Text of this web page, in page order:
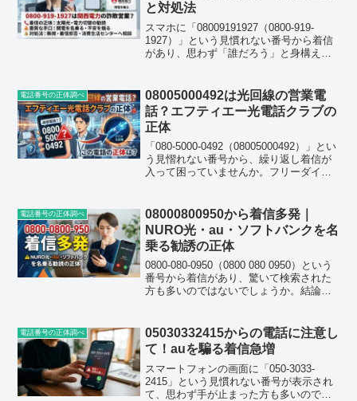
と対処法
スマホに「08009191927（0800-919-
1927）」という見慣れない番号から着信
があり、思わず「誰だろう」と身構えて
号は関西電力を名乗る太陽光発電・電力
プラン...
電話番号の正体調べ
08005000492は光回線の営業電
話？エフティエー光電話クラブの
正体
「080-5000-0492（08005000492）」とい
う見慴れない番号から、繰り返し着信が
入って困っていませんか。フリーダイヤ
り次ぎを求められた、といった声が...
電話番号の正体調べ
08000800950から着信多発｜
NURO光・au・ソフトバンクを名
乗る勧誘の正体
0800-080-0950（0800 080 0950）という
番号から着信があり、驚いて検索された
方も多いのではないでしょうか。結論か
口コミサイトでも同様の情報が多数寄...
電話番号の正体調べ
05030332415からの電話に注意し
て！auを騙る着信急増
スマートフォンの画面に「050-3033-
2415」という見慣れない番号が表示され
て、思わず手が止まった方も多いのでは